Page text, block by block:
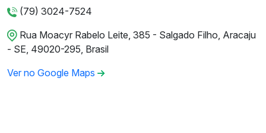
(79) 3024-7524
Rua Moacyr Rabelo Leite, 385 - Salgado Filho, Aracaju
- SE, 49020-295, Brasil
Ver no Google Maps